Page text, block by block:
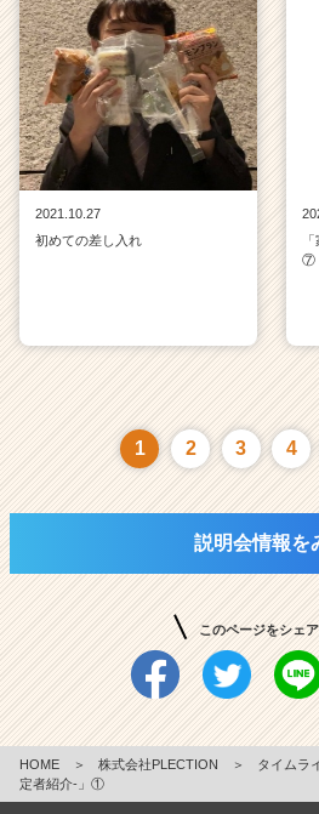
2021.10.27
初めての差し入れ
⑦
1 2 3 4
説明会情報を
このページをシェ
HOME ＞ 株式会社PLECTION ＞ タイムラ
定者紹介‐」①